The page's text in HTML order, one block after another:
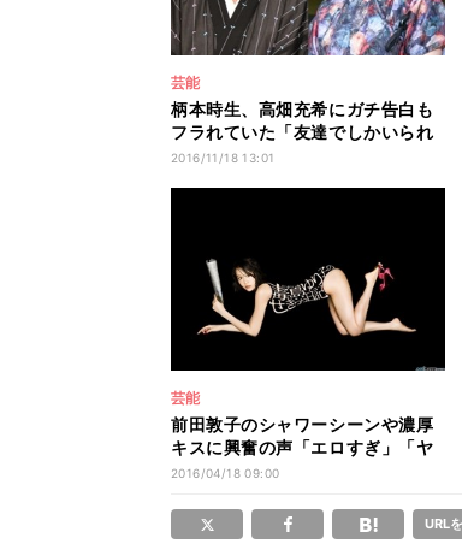
芸能
柄本時生、高畑充希にガチ告白も
フラれていた「友達でしかいられ
へん」
2016/11/18 13:01
芸能
前田敦子のシャワーシーンや濃厚
キスに興奮の声「エロすぎ」「ヤ
バイ」
2016/04/18 09:00
URL